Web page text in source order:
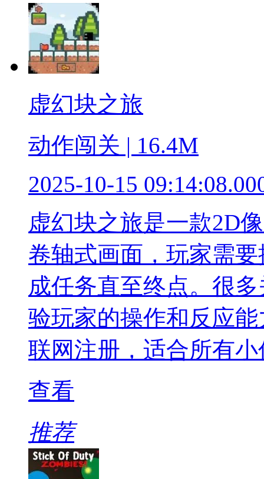
虚幻块之旅
动作闯关 | 16.4M
2025-10-15
虚幻块之旅是一款2D
卷轴式画面，玩家需
成任务直至终点。很
验玩家的操作和反应
联网注册，适合所有
查看
推荐